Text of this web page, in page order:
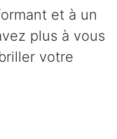
et à un
plus à vous
votre